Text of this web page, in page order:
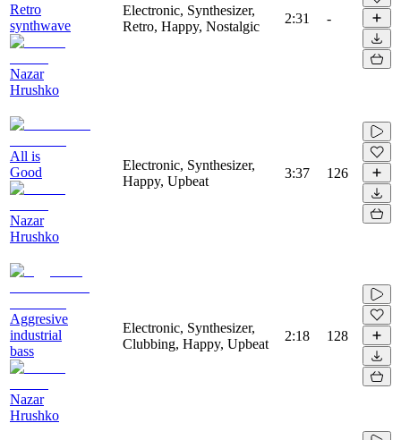
Retro
synthwave
Nazar
Hrushko
Electronic, Synthesizer,
Retro, Happy, Nostalgic
2:31 -
All is
Good
Nazar
Hrushko
Electronic, Synthesizer,
Happy, Upbeat
3:37 126
Aggresive
industrial
bass
Nazar
Hrushko
Electronic, Synthesizer,
Clubbing, Happy, Upbeat
2:18 128